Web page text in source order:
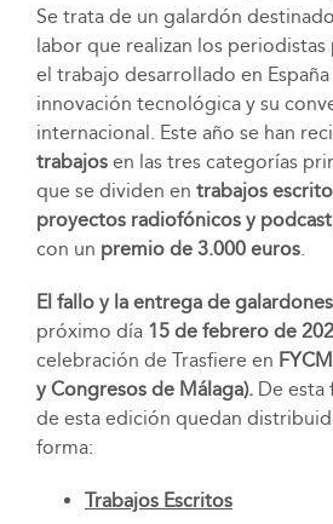
Se trata de un galardón
labor que realizan los periodistas
el trabajo desarrollado en
innovación tecnológica y su
internacional. Este año se han
trabajosen las tres categorías
que se dividen en trabajos
proyectos radiofónicos y
con un premio de 3.000 euros.
El fallo y la entrega de galardones
próximo día 15 de febrero de
celebración de Trasfiere en
y Congresos de Málaga).De esta
de esta edición quedan
forma:
Trabajos Escritos